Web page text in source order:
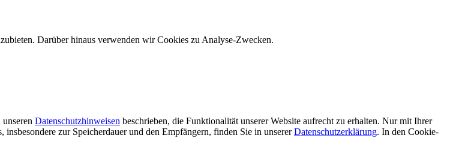
Darüber hinaus verwenden wir Cookies zu Analyse-Zwecken.
Datenschutzhinweisen beschrieben, die Funktionalität unserer Website aufrecht zu erhalten. Nur mit Ihrer
zur Speicherdauer und den Empfängern, finden Sie in unsererDatenschutzerklärung. In den Cookie-